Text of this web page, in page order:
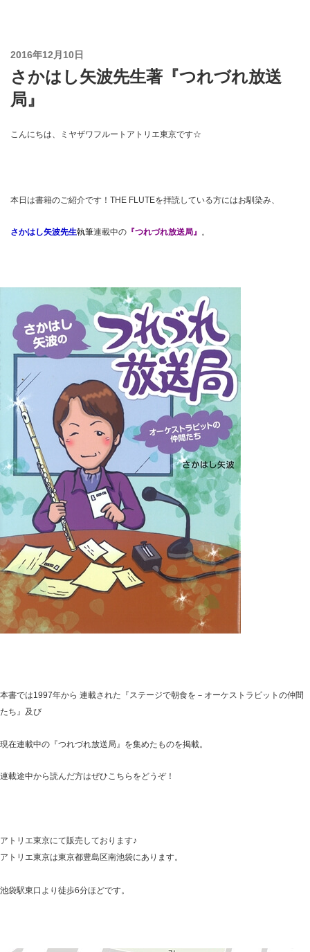
投
稿
日:
2016年12月10日
さかはし矢波先生著『つれづれ放送
局』
こんにちは、ミヤザワフルートアトリエ東京です☆
本日は書籍のご紹介です！THE FLUTEを拝読している方にはお馴染み、
さかはし矢波先生執筆連載中の 『つれづれ放送局』 。
本書では1997年から 連載された『ステージで朝食を－オーケストラピットの仲間
たち』及び
現在連載中の『つれづれ放送局』を集めたものを掲載。
連載途中から読んだ方はぜひこちらをどうぞ！
アトリエ東京にて販売しております♪
アトリエ東京は東京都豊島区南池袋にあります。
池袋駅東口より徒歩6分ほどです。